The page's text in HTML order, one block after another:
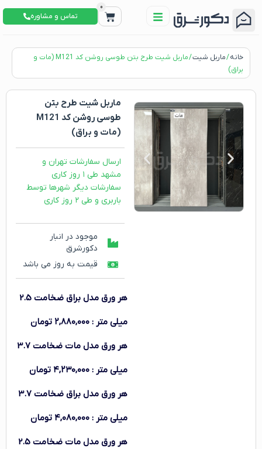
0
تماس و مشاوره
خانه/ماربل شیت
/ ماربل شیت طرح بتن طوسی روشن کد M121 (مات و
براق)
ماربل شیت طرح بتن
طوسی روشن کد M121
(مات و براق)
ارسال سفارشات تهران و
مشهد طی ۱ روز کاری
سفارشات دیگر شهرها توسط
باربری و طی ۲ روز کاری
موجود در انبار
دکورشرق
قیمت به روز می باشد
هر ورق مدل براق ضخامت 2.5
میلی متر :۲,۸۸۰,۰۰۰ تومان
هر ورق مدل مات ضخامت 3.7
میلی متر :۴,۲۳۰,۰۰۰ تومان
هر ورق مدل براق ضخامت 3.7
میلی متر :۴,۰۸۰,۰۰۰ تومان
هر ورق مدل مات ضخامت 2.5